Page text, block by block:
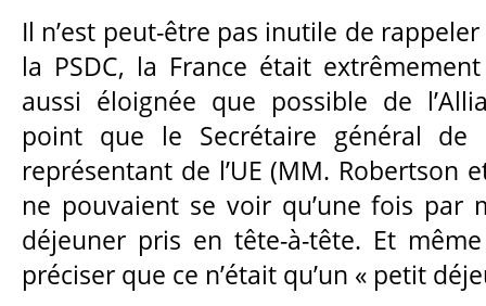
Il n’est peut-être pas inutile de
la PSDC, la France était
aussi éloignée que possible de
point que le Secrétaire général de
représentant de l’UE (MM. Robertson
ne pouvaient se voir qu’une fois par
déjeuner pris en tête-à-tête. Et
préciser que ce n’était qu’un « petit